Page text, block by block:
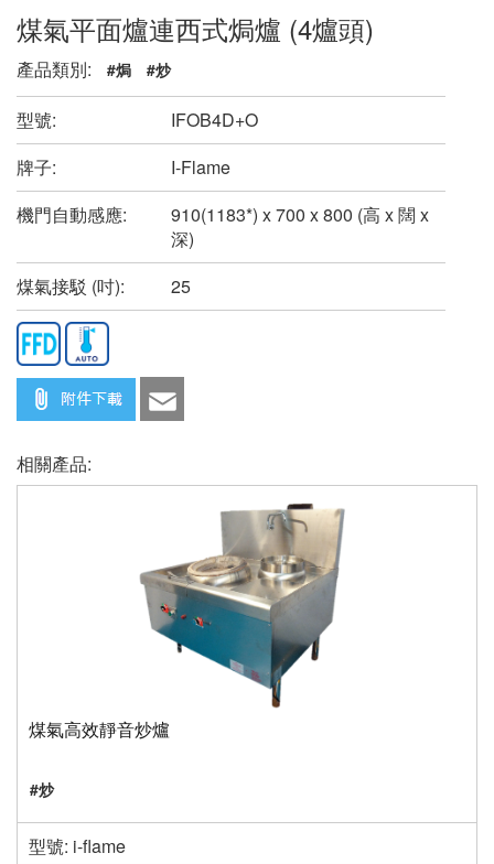
煤氣平面爐連西式焗爐 (4爐頭)
產品類別: #焗 #炒
型號:
IFOB4D+O
牌子:
I-Flame
機門自動感應:
910(1183*) x 700 x 800 (高 x 闊 x
深)
煤氣接駁 (吋):
25
相關產品:
煤氣高效靜音炒爐
#炒
型號: i-flame